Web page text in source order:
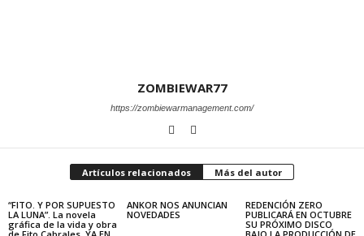
ZOMBIEWAR77
https://zombiewarmanagement.com/
Artículos relacionados Más del autor
“FITO. Y POR SUPUESTO
LA LUNA”. La novela
gráfica de la vida y obra
ANKOR NOS ANUNCIAN
NOVEDADES
REDENCIÓN ZERO
PUBLICARÁ EN OCTUBRE
SU PRÓXIMO DISCO